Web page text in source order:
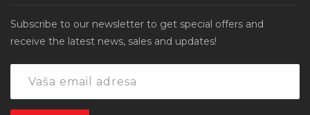
Subscribe to our newsletter to get special offers and
receive the latest news, sales and updates!